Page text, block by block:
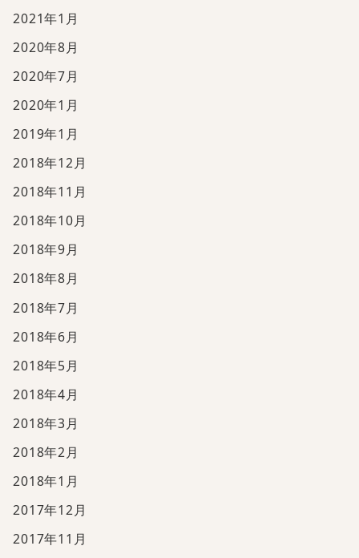
2021年1月
2020年8月
2020年7月
2020年1月
2019年1月
2018年12月
2018年11月
2018年10月
2018年9月
2018年8月
2018年7月
2018年6月
2018年5月
2018年4月
2018年3月
2018年2月
2018年1月
2017年12月
2017年11月